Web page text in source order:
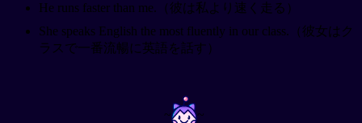
He runs faster than me.（彼は私より速く走る）
She speaks English the most fluently in our class.（彼女はク
ラスで一番流暢に英語を話す）
~ ~